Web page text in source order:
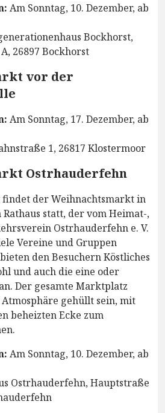
Am Sonntag, 10. Dezember, ab
Bockhorst,
26897 Bockhorst
vor der
Am Sonntag, 17. Dezember, ab
1, 26817 Klostermoor
Ostrhauderfehn
der Weihnachtsmarkt in
statt, der vom Heimat-,
Ostrhauderfehn e. V.
Vereine und Gruppen
den Besuchern Köstliches
und auch die eine oder
Der gesamte Marktplatz
gehüllt sein, mit
beheizten Ecke zum
Am Sonntag, 10. Dezember, ab
Ostrhauderfehn, Hauptstraße